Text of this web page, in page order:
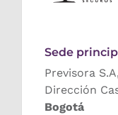
Sede
Previsora
Dirección
Bogotá